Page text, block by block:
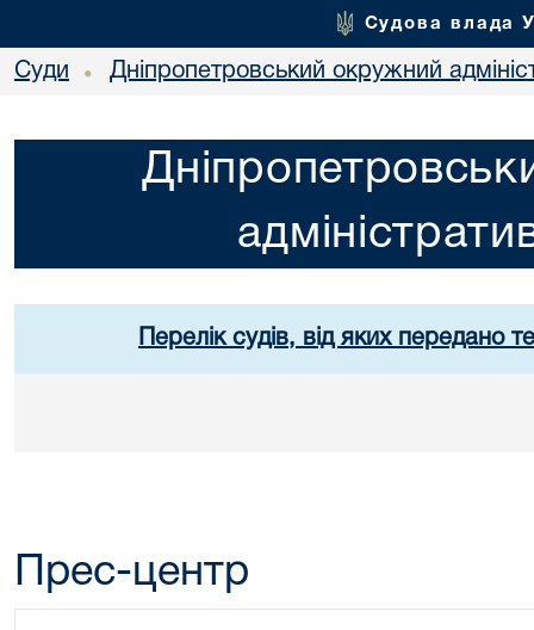
Судова влада
Суди • Дніпропетровський окружний
Перелік судів, від яких передано
Прес-центр